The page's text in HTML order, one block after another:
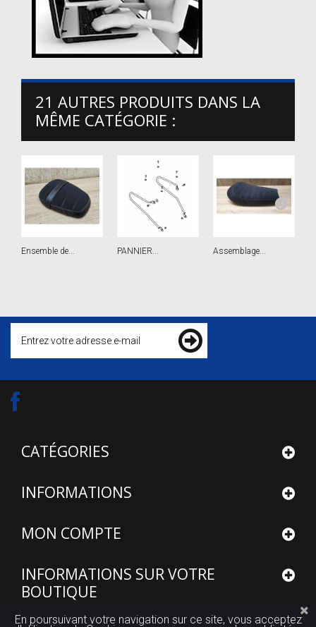
21 AUTRES PRODUITS DANS LA
MÊME CATÉGORIE :
Ensemble de... PANNIER... Assemblage...
CATÉGORIES
INFORMATIONS
MON COMPTE
INFORMATIONS SUR VOTRE
BOUTIQUE
En poursuivant votre navigation sur ce site, vous acceptez